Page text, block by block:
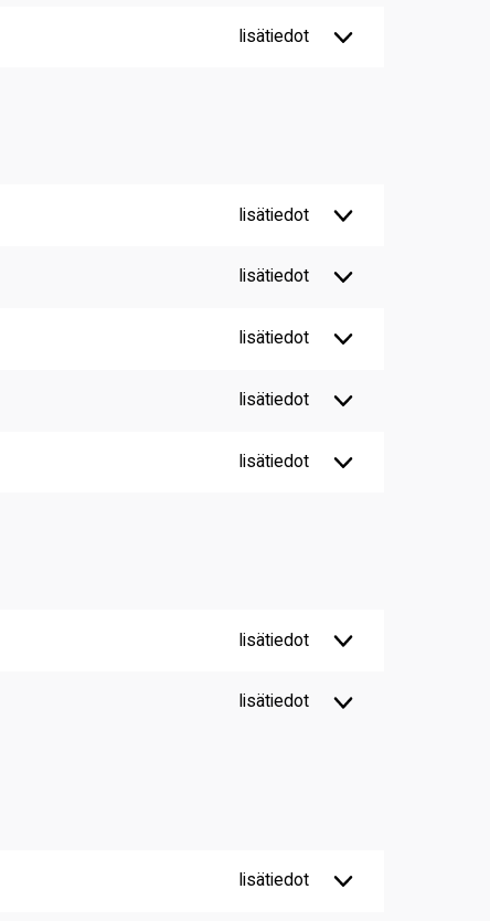
lisätiedot
lisätiedot
lisätiedot
lisätiedot
lisätiedot
lisätiedot
lisätiedot
lisätiedot
lisätiedot